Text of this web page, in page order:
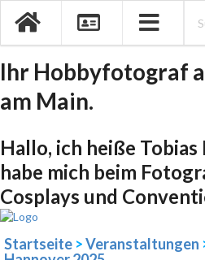
Ihr Hobbyfotograf
am Main.
Hallo, ich heiße
habe mich beim
Cosplays und
Startseite >Veranstaltungen